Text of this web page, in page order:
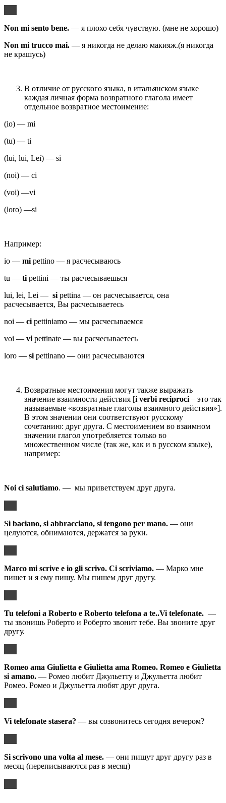
Non mi sento bene. — я плохо себя чувствую. (мне не хорошо)
Non mi trucco mai. — я никогда не делаю макияж.(я никогда
не крашусь)
В отличие от русского языка, в итальянском языке
каждая личная форма возвратного глагола имеет
отдельное возвратное местоимение:
(io) — mi
(tu) — ti
(lui, lui, Lei) — si
(noi) — ci
(voi) —vi
(loro) —si
Например:
io — mi pettino — я расчесываюсь
tu — ti pettini — ты расчесываешься
lui, lei, Lei — si pettina — он расчесывается, она
расчесывается, Вы расчесываетесь
noi — ci pettiniamo — мы расчесываемся
voi — vi pettinate — вы расчесываетесь
loro — si pettinano — они расчесываются
Возвратные местоимения могут также выражать
значение взаимности действия [i verbi reciproci – это так
называемые «возвратные глаголы взаимного действия»].
В этом значении они соответствуют русскому
сочетанию: друг друга. С местоимением во взаимном
значении глагол употребляется только во
множественном числе (так же, как и в русском языке),
например:
Noi ci salutiamo. — мы приветствуем друг друга.
Si baciano, si abbracciano, si tengono per mano. — они
целуются, обнимаются, держатся за руки.
Marco mi scrive e io gli scrivo. Ci scriviamo. — Марко мне
пишет и я ему пишу. Мы пишем друг другу.
Tu telefoni a Roberto e Roberto telefona a te..Vi telefonate. —
ты звонишь Роберто и Роберто звонит тебе. Вы звоните друг
другу.
Romeo ama Giulietta e Giulietta ama Romeo. Romeo e Giulietta
si amano. — Ромео любит Джульетту и Джульетта любит
Ромео. Ромео и Джульетта любят друг друга.
Vi telefonate stasera? — вы созвонитесь сегодня вечером?
Si scrivono una volta al mese. — они пишут друг другу раз в
месяц (переписываются раз в месяц)